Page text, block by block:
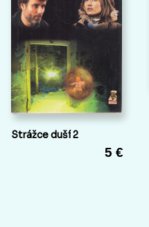
Strážce duší 2
5 €